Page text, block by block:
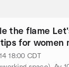
the flame
for women
18:00 CDT